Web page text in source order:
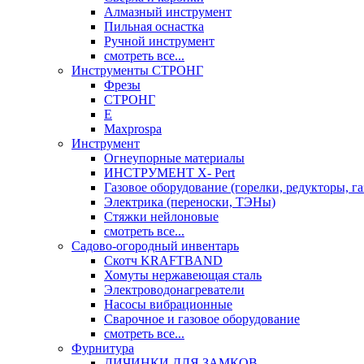
Алмазный инструмент
Пильная оснастка
Ручной инструмент
смотреть все...
Инструменты СТРОНГ
Фрезы
СТРОНГ
Е
Maxprospa
Инструмент
Огнеупорные материалы
ИНСТРУМЕНТ X- Pert
Газовое оборудование (горелки, редукторы,
Электрика (переноски, ТЭНы)
Стяжки нейлоновые
смотреть все...
Садово-огородный инвентарь
Скотч KRAFTBAND
Хомуты нержавеющая сталь
Электроводонагреватели
Насосы вибрационные
Сварочное и газовое оборудование
смотреть все...
Фурнитура